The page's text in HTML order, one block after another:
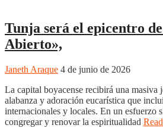
Tunja será el epicentro
Abierto»,
Janeth Araque 4 de junio de 2026
La capital boyacense recibirá una masiva
alabanza y adoración eucarística que
internacionales y locales. En un esfuerzo
congregar y renovar la espiritualidad